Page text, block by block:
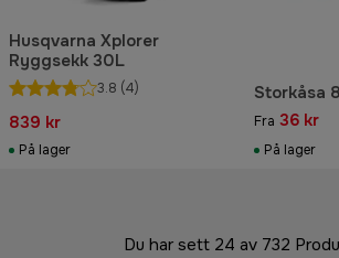
Husqvarna Xplorer
Ryggsekk 30L
3.8 (4)
839 kr
På lager
Storkåsa
Fra 36 kr
På lager
Du har sett 24 av 732